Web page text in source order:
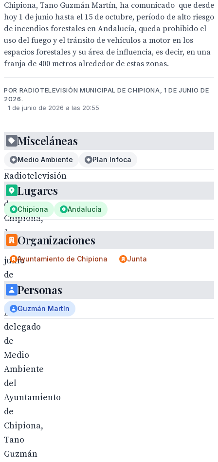
Chipiona, Tano Guzmán Martín, ha comunicado que desde
hoy 1 de junio hasta el 15 de octubre, período de alto riesgo
de incendios forestales en Andalucía, queda prohibido el
uso del fuego y el tránsito de vehículos a motor en los
espacios forestales y su área de influencia, es decir, en una
franja de 400 metros alrededor de estas zonas.
POR RADIOTELEVISIÓN MUNICIPAL DE CHIPIONA, 1 DE JUNIO DE
2026.
1 de junio de 2026 a las 20:55
Radiotelevisión
municipal
de
Chipiona,
1
de
junio
de
2026.
El
delegado
de
Medio
Ambiente
del
Ayuntamiento
de
Chipiona,
Tano
Guzmán
Misceláneas
Medio Ambiente Plan Infoca
Lugares
Chipiona Andalucía
Organizaciones
Ayuntamiento de Chipiona Junta
Personas
Guzmán Martín